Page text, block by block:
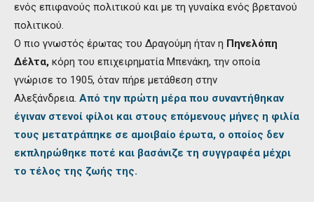
ενός επιφανούς πολιτικού και με τη γυναίκα ενός βρετανού
πολιτικού.
Ο πιο γνωστός έρωτας του Δραγούμη ήταν η Πηνελόπη
Δέλτα, κόρη του επιχειρηματία Μπενάκη, την οποία
γνώρισε το 1905, όταν πήρε μετάθεση στην
Αλεξάνδρεια. Από την πρώτη μέρα που συναντήθηκαν
έγιναν στενοί φίλοι και στους επόμενους μήνες η φιλία
τους μετατράπηκε σε αμοιβαίο έρωτα, ο οποίος δεν
εκπληρώθηκε ποτέ και βασάνιζε τη συγγραφέα μέχρι
το τέλος της ζωής της.